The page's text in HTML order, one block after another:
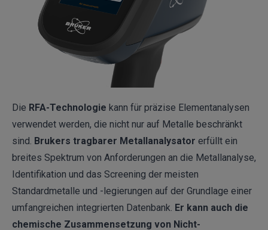
Die RFA-Technologie kann für präzise Elementanalysen
verwendet werden, die nicht nur auf Metalle beschränkt
sind. Brukers tragbarer Metallanalysator erfüllt ein
breites Spektrum von Anforderungen an die Metallanalyse,
Identifikation und das Screening der meisten
Standardmetalle und -legierungen auf der Grundlage einer
umfangreichen integrierten Datenbank. Er kann auch die
chemische Zusammensetzung von Nicht-